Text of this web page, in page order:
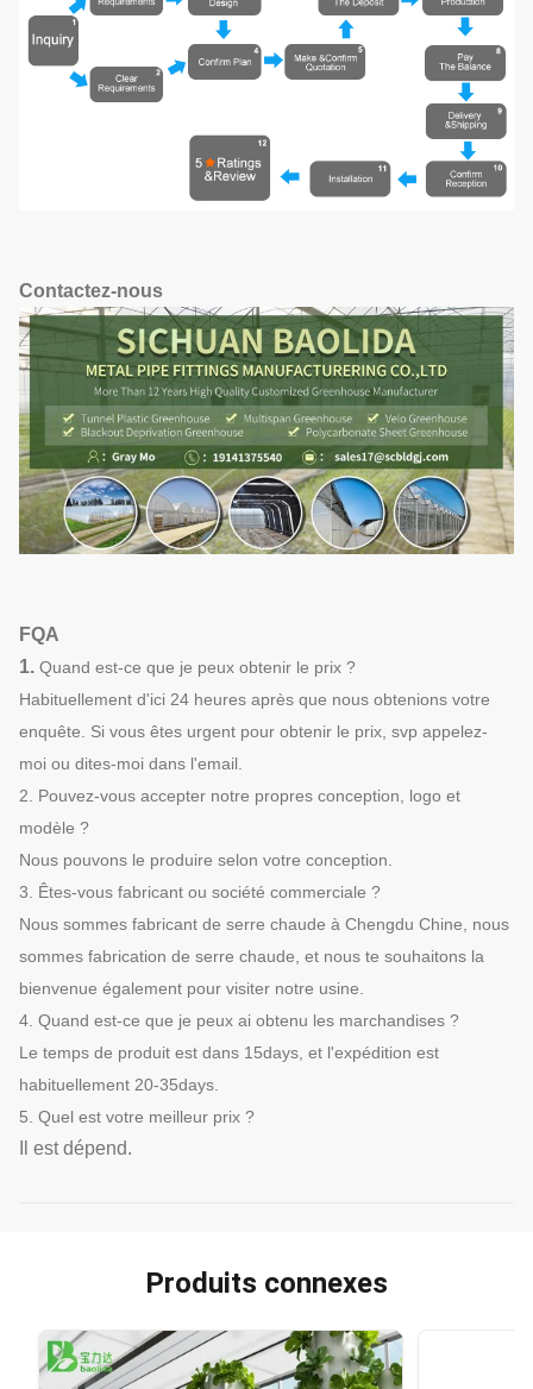
Contactez-nous
FQA
1. Quand est-ce que je peux obtenir le prix ?
Habituellement d'ici 24 heures après que nous obtenions votre
enquête. Si vous êtes urgent pour obtenir le prix, svp appelez-
moi ou dites-moi dans l'email.
2. Pouvez-vous accepter notre propres conception, logo et
modèle ?
Nous pouvons le produire selon votre conception.
3. Êtes-vous fabricant ou société commerciale ?
Nous sommes fabricant de serre chaude à Chengdu Chine, nous
sommes fabrication de serre chaude, et nous te souhaitons la
bienvenue également pour visiter notre usine.
4. Quand est-ce que je peux ai obtenu les marchandises ?
Le temps de produit est dans 15days, et l'expédition est
habituellement 20-35days.
5. Quel est votre meilleur prix ?
Il est dépend.
Produits connexes